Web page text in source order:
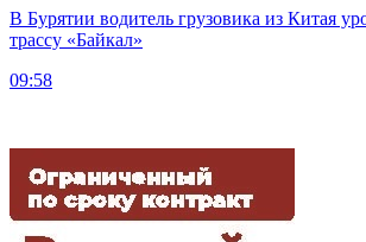
В Бурятии водитель грузовика из Китая
трассу «Байкал»
09:58